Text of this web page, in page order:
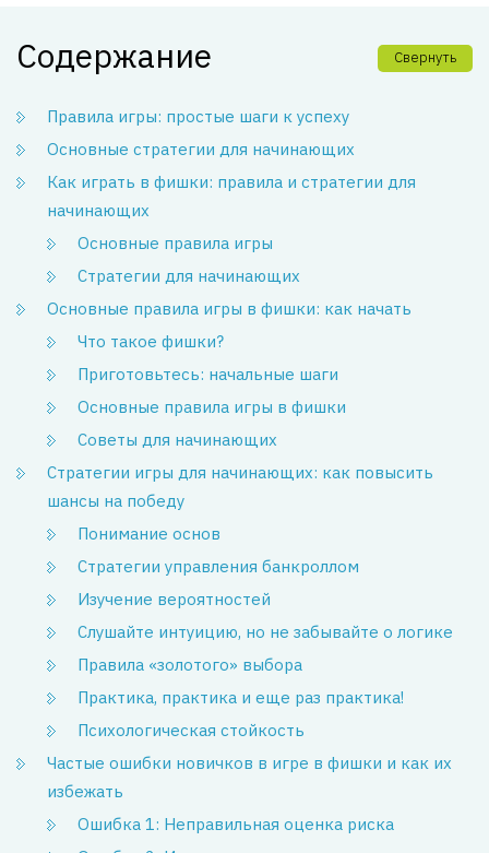
Содержание Свернуть
Правила игры: простые шаги к успеху
Основные стратегии для начинающих
Как играть в фишки: правила и стратегии для
начинающих
Основные правила игры
Стратегии для начинающих
Основные правила игры в фишки: как начать
Что такое фишки?
Приготовьтесь: начальные шаги
Основные правила игры в фишки
Советы для начинающих
Стратегии игры для начинающих: как повысить
шансы на победу
Понимание основ
Стратегии управления банкроллом
Изучение вероятностей
Слушайте интуицию, но не забывайте о логике
Правила «золотого» выбора
Практика, практика и еще раз практика!
Психологическая стойкость
Частые ошибки новичков в игре в фишки и как их
избежать
Ошибка 1: Неправильная оценка риска